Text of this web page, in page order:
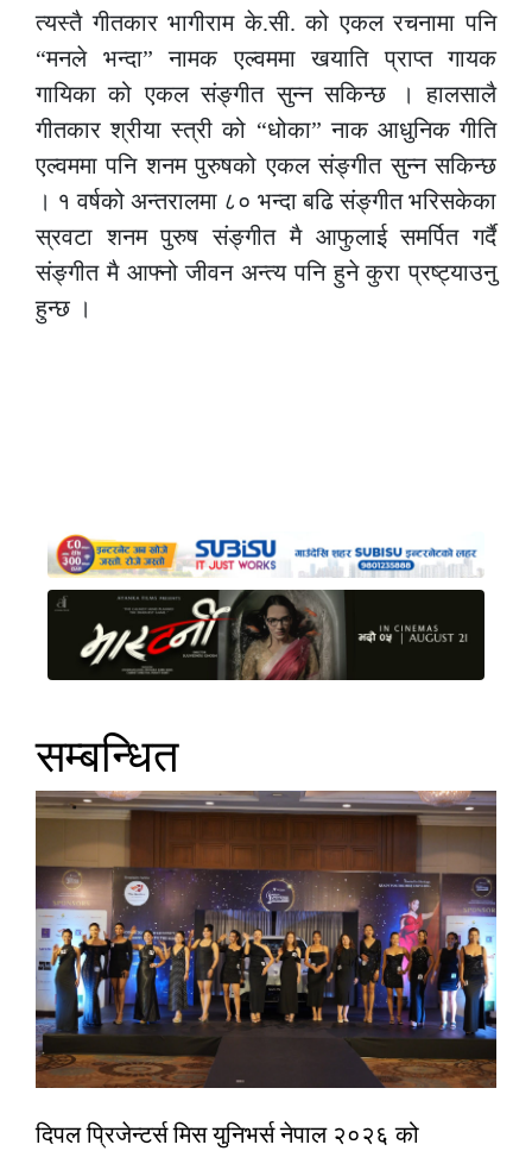
त्यस्तै गीतकार भागीराम के.सी. को एकल रचनामा पनि
“मनले भन्दा” नामक एल्वममा खयाति प्राप्त गायक
गायिका को एकल संङ्गीत सुन्न सकिन्छ । हालसालै
गीतकार श्रीया स्त्री को “धोका” नाक आधुनिक गीति
एल्वममा पनि शनम पुरुषको एकल संङ्गीत सुन्न सकिन्छ
। १ वर्षको अन्तरालमा ८० भन्दा बढि संङ्गीत भरिसकेका
स्रवटा शनम पुरुष संङ्गीत मै आफुलाई समर्पित गर्दै
संङ्गीत मै आफ्नो जीवन अन्त्य पनि हुने कुरा प्रष्ट्याउनु
हुन्छ ।
सम्बन्धित
दिपल प्रिजेन्टर्स मिस युनिभर्स नेपाल २०२६ को